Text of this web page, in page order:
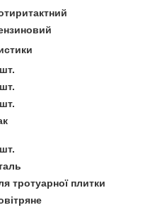
тротуарної плитки